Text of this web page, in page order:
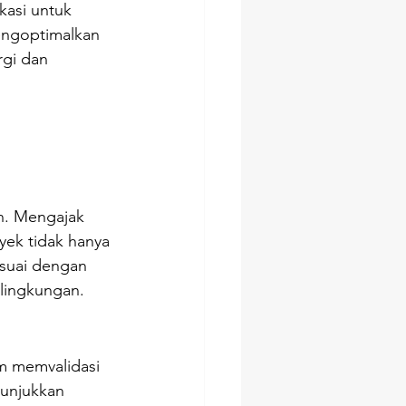
untuk
dan
Mengajak
tidak hanya
dengan
memvalidasi